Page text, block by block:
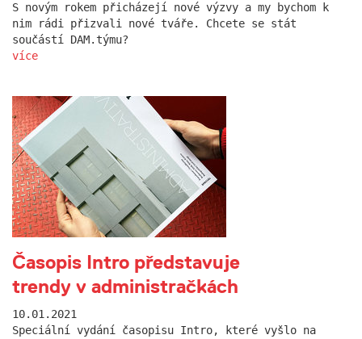
S novým rokem přicházejí nové výzvy a my bychom k
nim rádi přizvali nové tváře. Chcete se stát
součástí DAM.týmu?
více
Časopis Intro představuje
trendy v administračkách
10.01.2021
Speciální vydání časopisu Intro, které vyšlo na